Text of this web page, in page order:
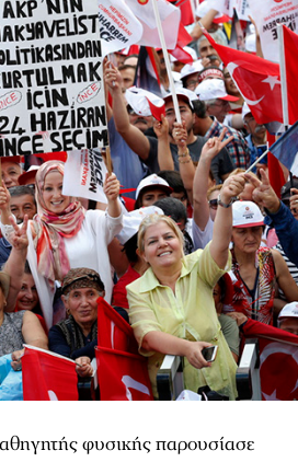
φυσικής παρουσίασε